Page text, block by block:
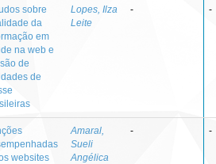
sobre
da
em
na web e
de
de
Lopes, Ilza
Leite
- -
websites
Amaral,
Sueli
Angélica
- -